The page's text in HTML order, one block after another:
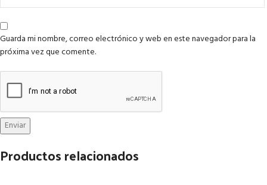
Guarda mi nombre, correo electrónico y web en este navegador para la
próxima vez que comente.
Productos relacionados